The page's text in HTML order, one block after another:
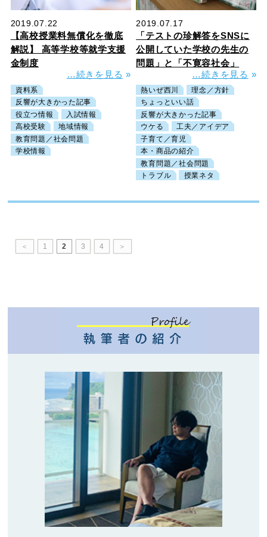
2019.07.22
【高校授業料無償化を徹底
解説】 高等学校等就学支援
金制度
…続きを見る »
資料系
反響が大きかった記事
役立つ情報
入試情報
高校受験
地域情報
教育問題／社会問題
学校情報
2019.07.17
「テストの珍解答をSNSに
公開していた学校の先生の
問題」と「不寛容社会」
…続きを見る »
熱いぜ西川
理念／方針
ちょっといい話
反響が大きかった記事
ウケる
工夫／アイデア
子育て／育児
本・商品の紹介
教育問題／社会問題
トラブル
授業ネタ
＜ 1 2 3 4 ＞